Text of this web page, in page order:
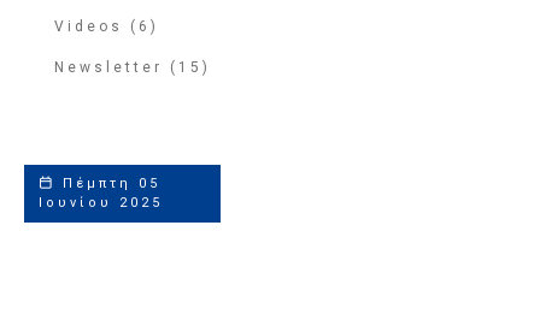
Videos (6)
Newsletter (15)
Πέμπτη 05
Ιουνίου 2025